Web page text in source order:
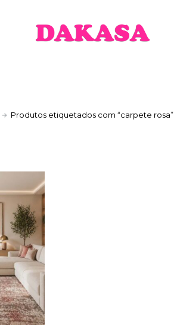
Produtos etiquetados com “carpete rosa”